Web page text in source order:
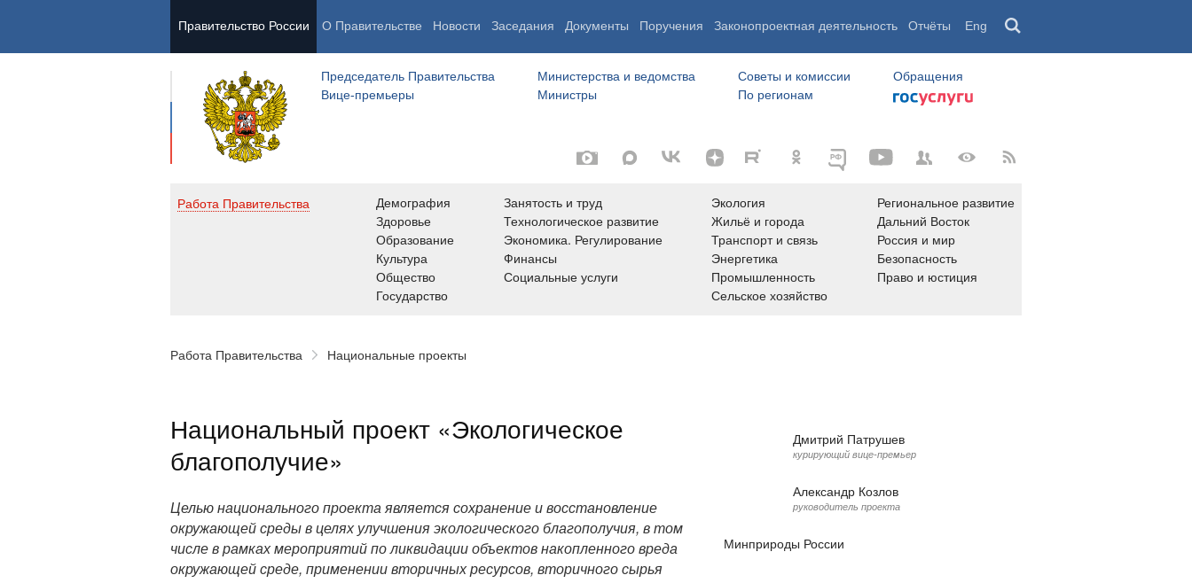
Правительство России О Правительстве Новости Заседания Документы Поручения Законопроектная деятельность Отчёты Eng
Председатель Правительства
Вице-премьеры
Министерства и ведомства
Министры
Советы и комиссии
По регионам
Обращения
Работа Правительства
Демография
Здоровье
Образование
Культура
Общество
Государство
Занятость и труд
Технологическое развитие
Экономика. Регулирование
Финансы
Социальные услуги
Экология
Жильё и города
Транспорт и связь
Энергетика
Промышленность
Сельское хозяйство
Региональное развитие
Дальний Восток
Россия и мир
Безопасность
Право и юстиция
Работа Правительства Национальные проекты
Национальный проект «Экологическое
благополучие»
Целью национального проекта является сохранение и восстановление
окружающей среды в целях улучшения экологического благополучия, в том
числе в рамках мероприятий по ликвидации объектов накопленного вреда
окружающей среде, применении вторичных ресурсов, вторичного сырья
Дмитрий Патрушев
курирующий вице-премьер
Александр Козлов
руководитель проекта
Минприроды России